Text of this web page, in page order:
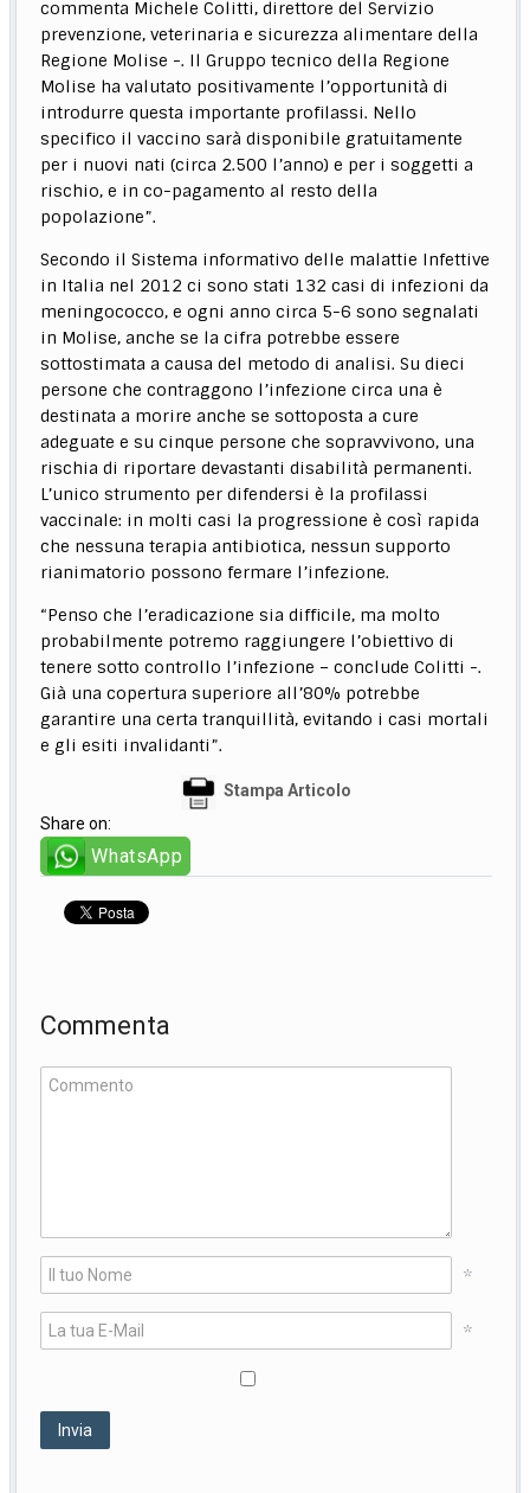
commenta Michele Colitti, direttore del Servizio
prevenzione, veterinaria e sicurezza alimentare della
Regione Molise -. Il Gruppo tecnico della Regione
Molise ha valutato positivamente l’opportunità di
introdurre questa importante profilassi. Nello
specifico il vaccino sarà disponibile gratuitamente
per i nuovi nati (circa 2.500 l’anno) e per i soggetti a
rischio, e in co-pagamento al resto della
popolazione”.
Secondo il Sistema informativo delle malattie Infettive
in Italia nel 2012 ci sono stati 132 casi di infezioni da
meningococco, e ogni anno circa 5-6 sono segnalati
in Molise, anche se la cifra potrebbe essere
sottostimata a causa del metodo di analisi. Su dieci
persone che contraggono l’infezione circa una è
destinata a morire anche se sottoposta a cure
adeguate e su cinque persone che sopravvivono, una
rischia di riportare devastanti disabilità permanenti.
L’unico strumento per difendersi è la profilassi
vaccinale: in molti casi la progressione è così rapida
che nessuna terapia antibiotica, nessun supporto
rianimatorio possono fermare l’infezione.
“Penso che l’eradicazione sia difficile, ma molto
probabilmente potremo raggiungere l’obiettivo di
tenere sotto controllo l’infezione – conclude Colitti -.
Già una copertura superiore all’80% potrebbe
garantire una certa tranquillità, evitando i casi mortali
e gli esiti invalidanti”.
Stampa Articolo
Share on:
WhatsApp
Commenta
*
*